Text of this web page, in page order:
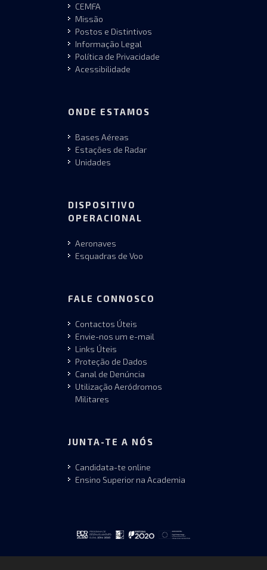
CEMFA
Missão
Postos e Distintivos
Informação Legal
Política de Privacidade
Acessibilidade
ONDE ESTAMOS
Bases Aéreas
Estações de Radar
Unidades
DISPOSITIVO
OPERACIONAL
Aeronaves
Esquadras de Voo
FALE CONNOSCO
Contactos Úteis
Envie-nos um e-mail
Links Úteis
Proteção de Dados
Canal de Denúncia
Utilização Aeródromos
Militares
JUNTA-TE A NÓS
Candidata-te online
Ensino Superior na Academia